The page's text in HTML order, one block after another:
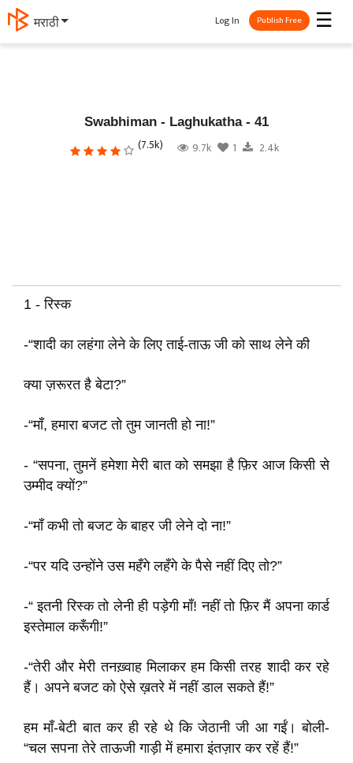
मराठी ☰
Log In Publish Free
Swabhiman - Laghukatha - 41
(7.5k) 9.7k 1 2.4k
1 - रिस्क
-“शादी का लहंगा लेने के लिए ताई-ताऊ जी को साथ लेने की
क्या ज़रूरत है बेटा?”
-“माँ, हमारा बजट तो तुम जानती हो ना!”
- “सपना, तुमनें हमेशा मेरी बात को समझा है फ़िर आज किसी से
उम्मीद क्यों?”
-“माँ कभी तो बजट के बाहर जी लेने दो ना!”
-“पर यदि उन्होंने उस महँगे लहँगे के पैसे नहीं दिए तो?”
-“ इतनी रिस्क तो लेनी ही पड़ेगी माँ! नहीं तो फ़िर मैं अपना कार्ड
इस्तेमाल करूँगी!”
-“तेरी और मेरी तनख़्वाह मिलाकर हम किसी तरह शादी कर रहे
हैं। अपने बजट को ऐसे ख़तरे में नहीं डाल सकते हैं!”
हम माँ-बेटी बात कर ही रहे थे कि जेठानी जी आ गईं। बोली-
“चल सपना तेरे ताऊजी गाड़ी में हमारा इंतज़ार कर रहें हैं!”